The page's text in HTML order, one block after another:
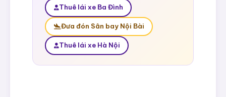
Thuê lái xe Ba Đình
Đưa đón Sân bay Nội Bài
Thuê lái xe Hà Nội